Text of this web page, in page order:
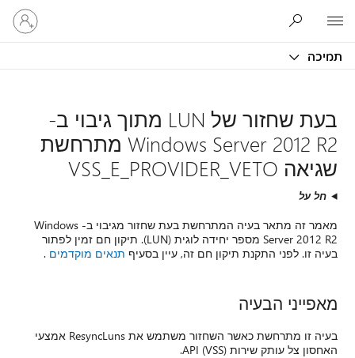
תמיכה
היכנס
לחשבון
שלך
בעת שחזור של LUN מתוך גיבוי ב-
Windows Server 2012 R2 מתרחשת
שגיאה VSS_E_PROVIDER_VETO
חל על
מאמר זה מתאר בעיה המתרחשת בעת שחזור מגיבוי ב- Windows
Server 2012 R2 מספר יחידה לוגית (LUN). תיקון חם זמין לפתור
בעיה זו. לפני התקנת תיקון חם זה, עיין בסעיף תנאים מוקדמים .
מאפייני הבעיה
בעיה זו מתרחשת כאשר השחזור משתמש את ResyncLuns אמצעי
האחסון צל עותק שירות (VSS) API.